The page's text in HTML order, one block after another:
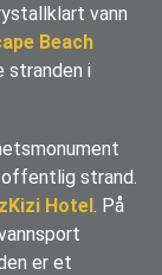
vann
Beach
i
offentlig strand.
Hotel. På
er et